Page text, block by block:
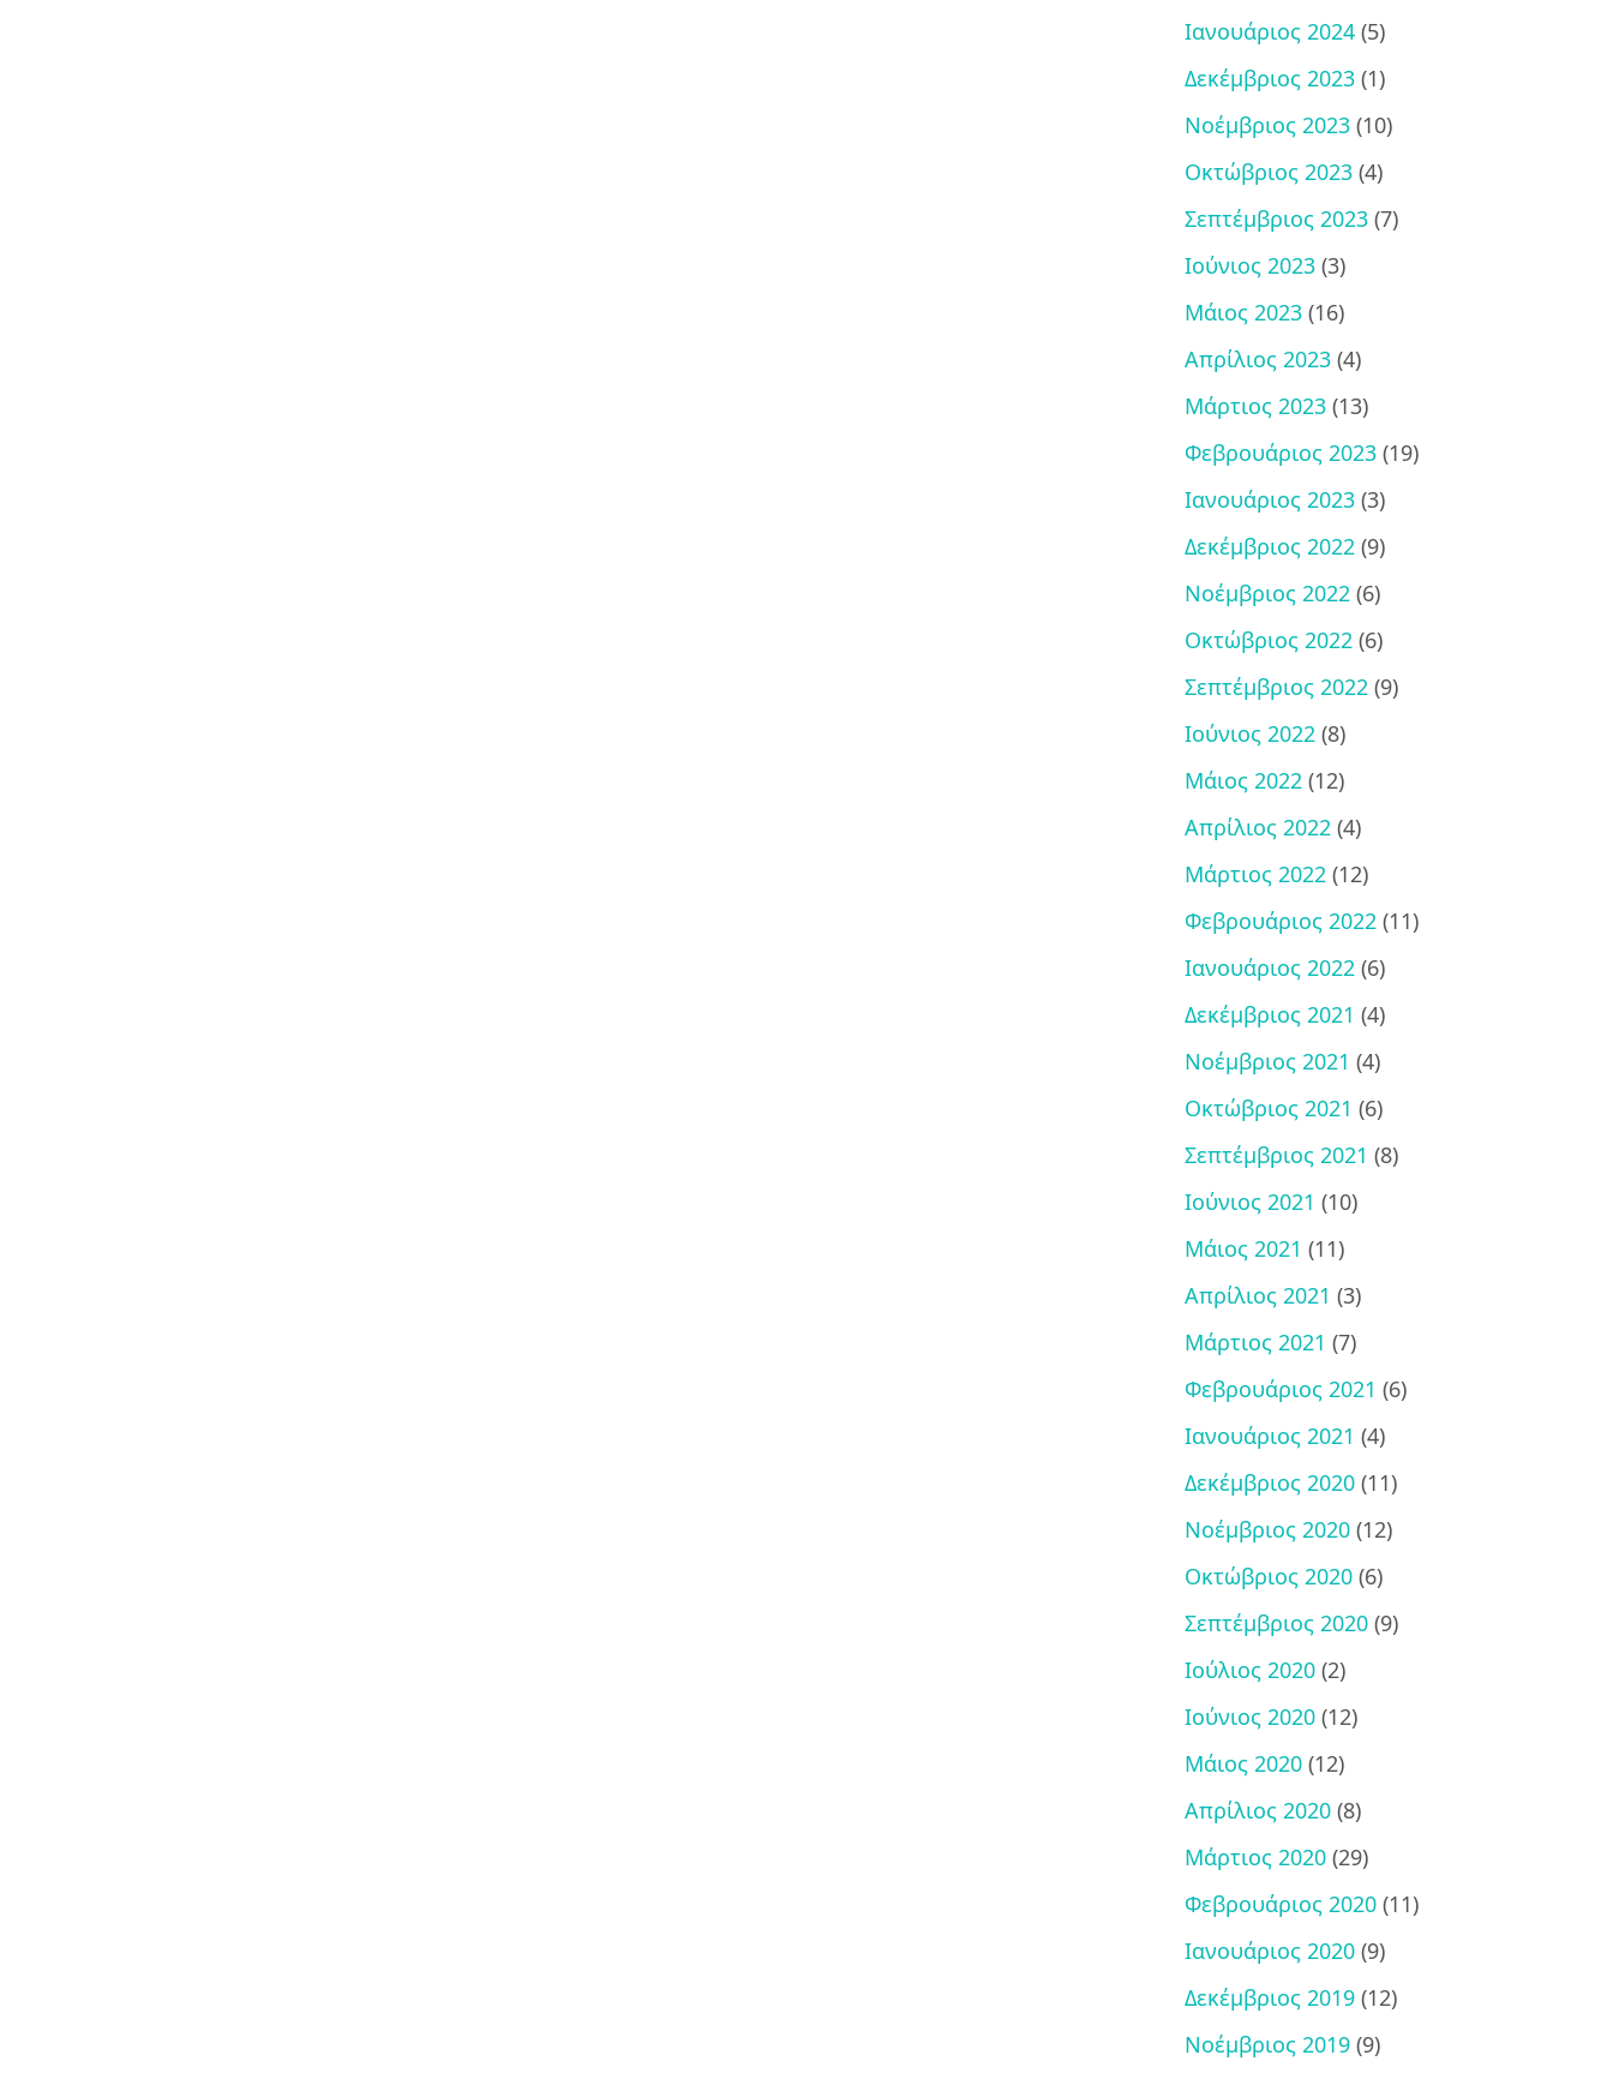
Ιανουάριος 2024 (5)
Δεκέμβριος 2023 (1)
Νοέμβριος 2023 (10)
Οκτώβριος 2023 (4)
Σεπτέμβριος 2023 (7)
Ιούνιος 2023 (3)
Μάιος 2023 (16)
Απρίλιος 2023 (4)
Μάρτιος 2023 (13)
Φεβρουάριος 2023 (19)
Ιανουάριος 2023 (3)
Δεκέμβριος 2022 (9)
Νοέμβριος 2022 (6)
Οκτώβριος 2022 (6)
Σεπτέμβριος 2022 (9)
Ιούνιος 2022 (8)
Μάιος 2022 (12)
Απρίλιος 2022 (4)
Μάρτιος 2022 (12)
Φεβρουάριος 2022 (11)
Ιανουάριος 2022 (6)
Δεκέμβριος 2021 (4)
Νοέμβριος 2021 (4)
Οκτώβριος 2021 (6)
Σεπτέμβριος 2021 (8)
Ιούνιος 2021 (10)
Μάιος 2021 (11)
Απρίλιος 2021 (3)
Μάρτιος 2021 (7)
Φεβρουάριος 2021 (6)
Ιανουάριος 2021 (4)
Δεκέμβριος 2020 (11)
Νοέμβριος 2020 (12)
Οκτώβριος 2020 (6)
Σεπτέμβριος 2020 (9)
Ιούλιος 2020 (2)
Ιούνιος 2020 (12)
Μάιος 2020 (12)
Απρίλιος 2020 (8)
Μάρτιος 2020 (29)
Φεβρουάριος 2020 (11)
Ιανουάριος 2020 (9)
Δεκέμβριος 2019 (12)
Νοέμβριος 2019 (9)